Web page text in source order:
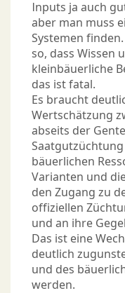
Inputs ja auch
aber man muss
Systemen
so, dass Wissen
kleinbäuerliche
das ist fatal.
Es braucht
Wertschätzung
abseits der
bäuerlichen
Varianten und
den Zugang zu
offiziellen
und an ihre
Das ist eine
deutlich
und des
werden.